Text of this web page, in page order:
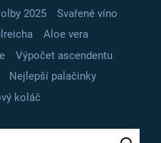
2025
Svařené víno
Aloe vera
Výpočet ascendentu
Nejlepší palačinky
koláč